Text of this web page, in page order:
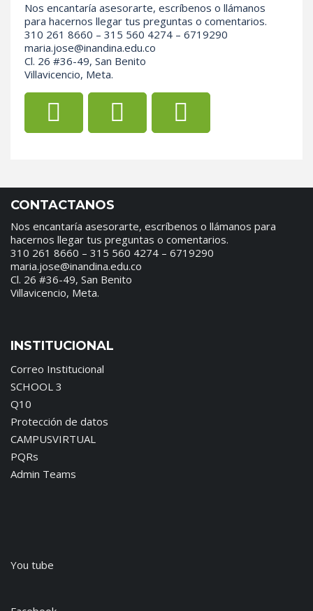
Nos encantaría asesorarte, escríbenos o llámanos
para hacernos llegar tus preguntas o comentarios.
310 261 8660 – 315 560 4274 – 6719290
maria.jose@inandina.edu.co
Cl. 26 #36-49, San Benito
Villavicencio, Meta.
CONTACTANOS
Nos encantaría asesorarte, escríbenos o llámanos para
hacernos llegar tus preguntas o comentarios.
310 261 8660 – 315 560 4274 – 6719290
maria.jose@inandina.edu.co
Cl. 26 #36-49, San Benito
Villavicencio, Meta.
INSTITUCIONAL
Correo Institucional
SCHOOL 3
Q10
Protección de datos
CAMPUSVIRTUAL
PQRs
Admin Teams
You tube